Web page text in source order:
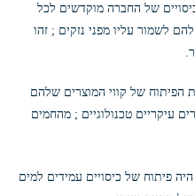
של החברה מוקדשים לכל
לשמור עליו מפני נזקים ; זהו
של קווי המוצרים שלהם
עיקריים טכנולוגיים ; מהחמים
פיתוח של כיסויים עמידים למים